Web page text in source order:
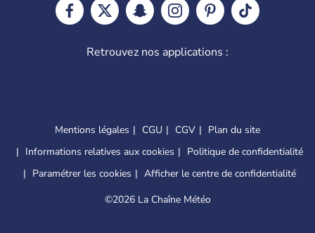
Retrouvez nos applications :
Mentions légales CGU CGV
Plan du site
Informations relatives aux cookies
Politique de confidentialité
Paramétrer les cookies
Afficher le centre de confidentialité
©2026 La Chaîne Météo